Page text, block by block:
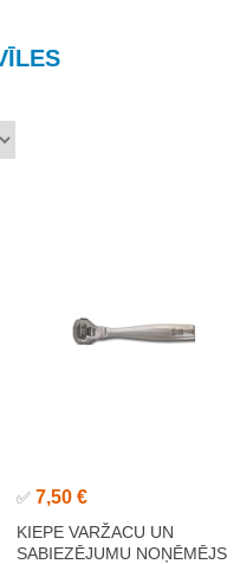
✅ 7,50 €
KIEPE VARŽACU UN
SABIEZĒJUMU NOŅĒMĒJS